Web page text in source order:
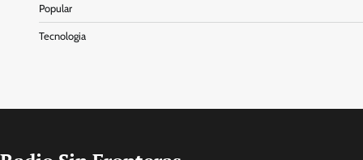
Popular
Tecnologia